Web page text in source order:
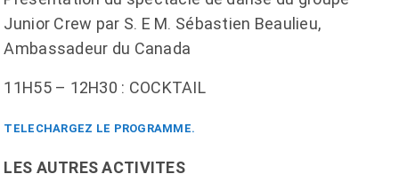
Junior Crew par S. E M. Sébastien Beaulieu,
Ambassadeur du Canada
11H55 – 12H30 : COCKTAIL
TELECHARGEZ LE PROGRAMME.
LES AUTRES ACTIVITES